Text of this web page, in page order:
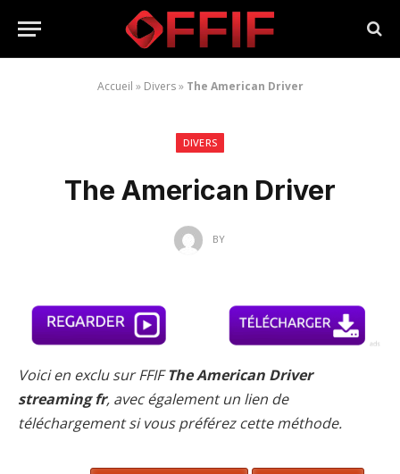
Accueil » Divers» The American Driver
DIVERS
The American Driver
BY
Voici en exclu sur FFIFThe American Driver
streaming fr, avec également un lien de
téléchargement si vous préférez cette méthode.